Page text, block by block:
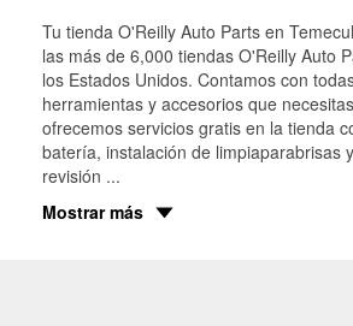
Tu tienda O'Reilly Auto Parts en
las más de 6,000 tiendas O'Reilly Auto
los Estados Unidos. Contamos con
herramientas y accesorios que
ofrecemos servicios gratis en la tienda
batería, instalación de limpiaparabrisas
revisión ...
Mostrar más